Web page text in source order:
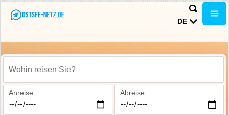
DE
Wohin reisen Sie?
Anreise Abreise